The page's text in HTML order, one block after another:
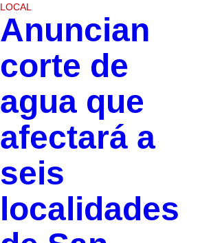
LOCAL
Anuncian
corte de
agua que
afectará a
seis
localidades